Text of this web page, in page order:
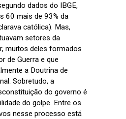
dados do IBGE,
60 mais de 93% da
católica). Mas,
setores da
muitos deles formados
de Guerra e que
a Doutrina de
Sobretudo, a
do governo é
do golpe. Entre os
nesse processo está